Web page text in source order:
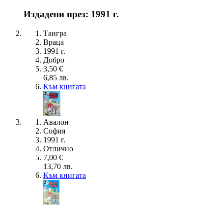
Издадени през: 1991 г.
Тангра
Враца
1991 г.
Добро
3,50 €
6,85 лв.
Към книгата
Авалон
София
1991 г.
Отлично
7,00 €
13,70 лв.
Към книгата